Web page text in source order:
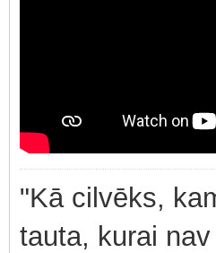
"Kā cilvēks,
tauta, kurai